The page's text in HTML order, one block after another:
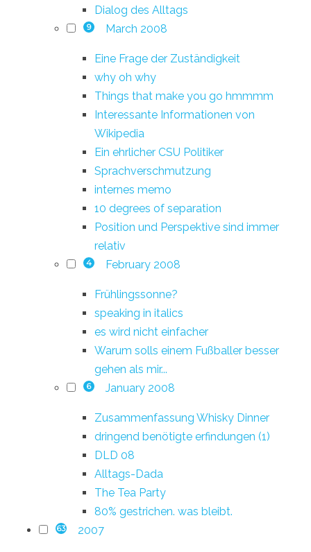
Dialog des Alltags
9 March 2008
Eine Frage der Zuständigkeit
why oh why
Things that make you go hmmmm
Interessante Informationen von
Wikipedia
Ein ehrlicher CSU Politiker
Sprachverschmutzung
internes memo
10 degrees of separation
Position und Perspektive sind immer
relativ
4 February 2008
Frühlingssonne?
speaking in italics
es wird nicht einfacher
Warum solls einem Fußballer besser
gehen als mir...
6 January 2008
Zusammenfassung Whisky Dinner
dringend benötigte erfindungen (1)
DLD 08
Alltags-Dada
The Tea Party
80% gestrichen. was bleibt.
63 2007